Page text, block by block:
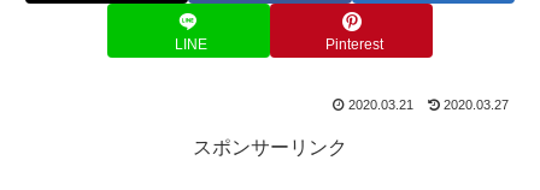
LINE Pinterest
2020.03.21 2020.03.27
スポンサーリンク